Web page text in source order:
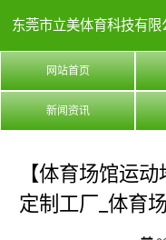
东莞市立美体育科技有限
网站首页
新闻资讯
【体育场馆运
定制工厂_体育